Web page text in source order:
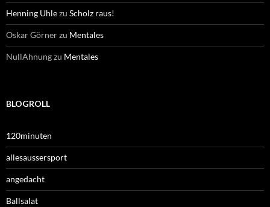
Henning Uhlezu Scholz raus!
Oskar Görnerzu Mentales
NullAhnungzu Mentales
BLOGROLL
120minuten
allesaussersport
angedacht
Ballsalat